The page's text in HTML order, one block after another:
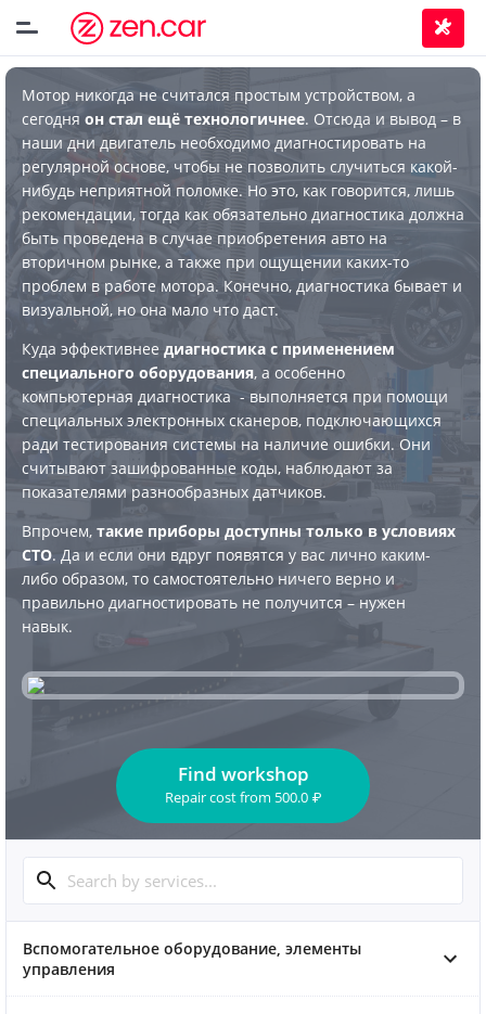
Мотор никогда не считался простым устройством, а
сегодня он стал ещё технологичнее. Отсюда и вывод – в
наши дни двигатель необходимо диагностировать на
регулярной основе, чтобы не позволить случиться какой-
нибудь неприятной поломке. Но это, как говорится, лишь
рекомендации, тогда как обязательно диагностика должна
быть проведена в случае приобретения авто на
вторичном рынке, а также при ощущении каких-то
проблем в работе мотора. Конечно, диагностика бывает и
визуальной, но она мало что даст.
Куда эффективнее диагностика с применением
специального оборудования, а особенно
компьютерная диагностика - выполняется при помощи
специальных электронных сканеров, подключающихся
ради тестирования системы на наличие ошибки. Они
считывают зашифрованные коды, наблюдают за
показателями разнообразных датчиков.
Впрочем, такие приборы доступны только в условиях
СТО. Да и если они вдруг появятся у вас лично каким-
либо образом, то самостоятельно ничего верно и
правильно диагностировать не получится – нужен
навык.
Find workshop
Repair costfrom 500.0 ₽
Вспомогательное оборудование, элементы
управления